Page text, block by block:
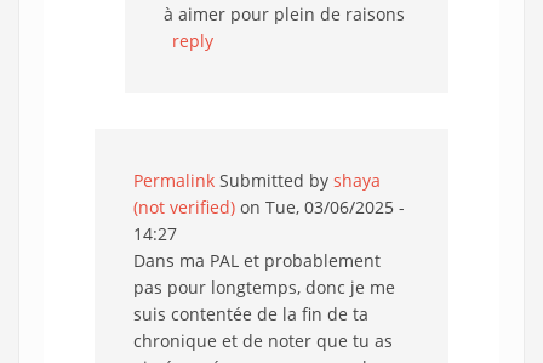
à aimer pour plein de raisons
reply
Permalink Submitted by shaya
(not verified) on Tue, 03/06/2025 -
14:27
Dans ma PAL et probablement
pas pour longtemps, donc je me
suis contentée de la fin de ta
chronique et de noter que tu as